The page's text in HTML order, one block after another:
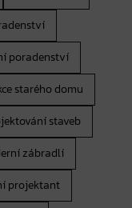
poradenství
starého domu
staveb
zábradlí
projektant